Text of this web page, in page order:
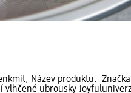
Název produktu:
vlhčené ubrousky Joyful